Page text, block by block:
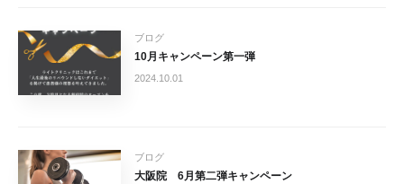
ブログ
10月キャンペーン第一弾
2024.10.01
ブログ
大阪院 6月第二弾キャンペーン